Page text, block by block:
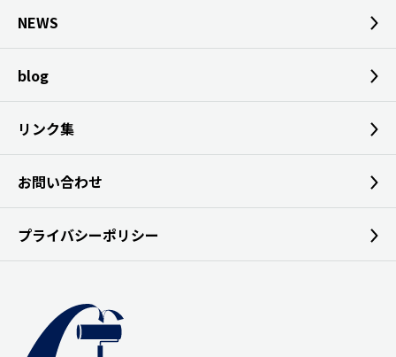
NEWS
blog
リンク集
お問い合わせ
プライバシーポリシー